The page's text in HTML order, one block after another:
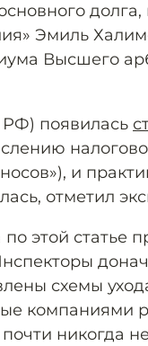
Эмиль
Высшего
РФ) появилась
и
отметил
этой статье
схемы
компаниями
никогда не